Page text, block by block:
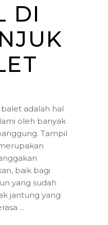
DI
adalah hal
oleh banyak
Tampil
baik bagi
yang sudah
jantung yang